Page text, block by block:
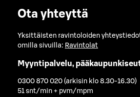
Ota yhteyttä
Yksittäisten ravintoloiden
omilla sivuilla: Ravintolat
Myyntipalvelu,
0300 870 020 (arkisin klo 8.30-16.30)
51 snt/min + pvm/mpm